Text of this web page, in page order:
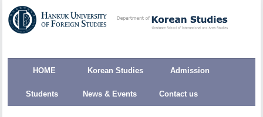
HOME Korean Studies Admission
Students News & Events Contact us